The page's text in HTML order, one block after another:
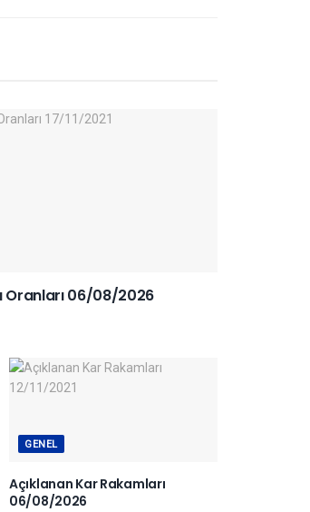
Oranları 06/08/2026
GENEL
Açıklanan Kar Rakamları
06/08/2026